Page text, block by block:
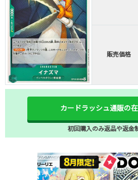
販売価格
カードラッシュ通販の
初回購入のみ返品や返金